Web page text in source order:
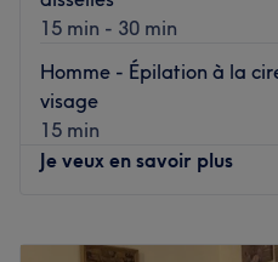
L'équipe
Julia s'investit pleinement
agréable et satisfaisante
Nos coups de cœur :
semi-permanent ainsi que
15 min - 30 min
Homme - Épilation à la
visage
15 min
Je veux en savoir plus
Mardi